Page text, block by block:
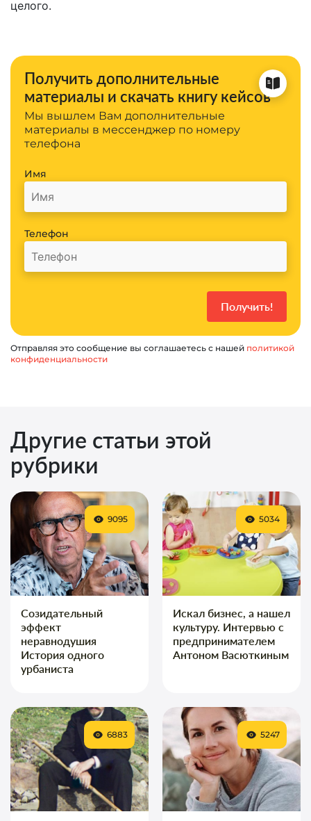
целого.
Получить дополнительные
материалы и скачать книгу кейсов
Мы вышлем Вам дополнительные
материалы в мессенджер по номеру
телефона
Имя
Телефон
Отправляя это сообщение вы соглашаетесь с нашей политикой
конфиденциальности
Другие статьи этой
рубрики
Созидательный
эффект
неравнодушия
История одного
урбаниста
9095
Искал бизнес, а нашел
культуру. Интервью с
предпринимателем
Антоном Васюткиным
5034
6883 5247